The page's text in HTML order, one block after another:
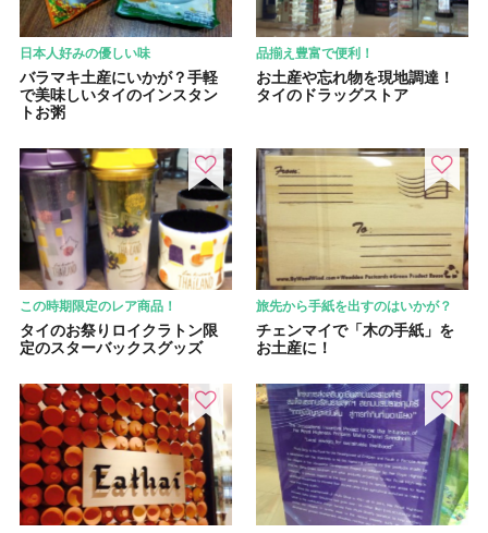
日本人好みの優しい味
バラマキ土産にいかが？手軽
で美味しいタイのインスタン
トお粥
品揃え豊富で便利！
お土産や忘れ物を現地調達！
タイのドラッグストア
この時期限定のレア商品！
タイのお祭りロイクラトン限
定のスターバックスグッズ
旅先から手紙を出すのはいかが？
チェンマイで「木の手紙」を
お土産に！